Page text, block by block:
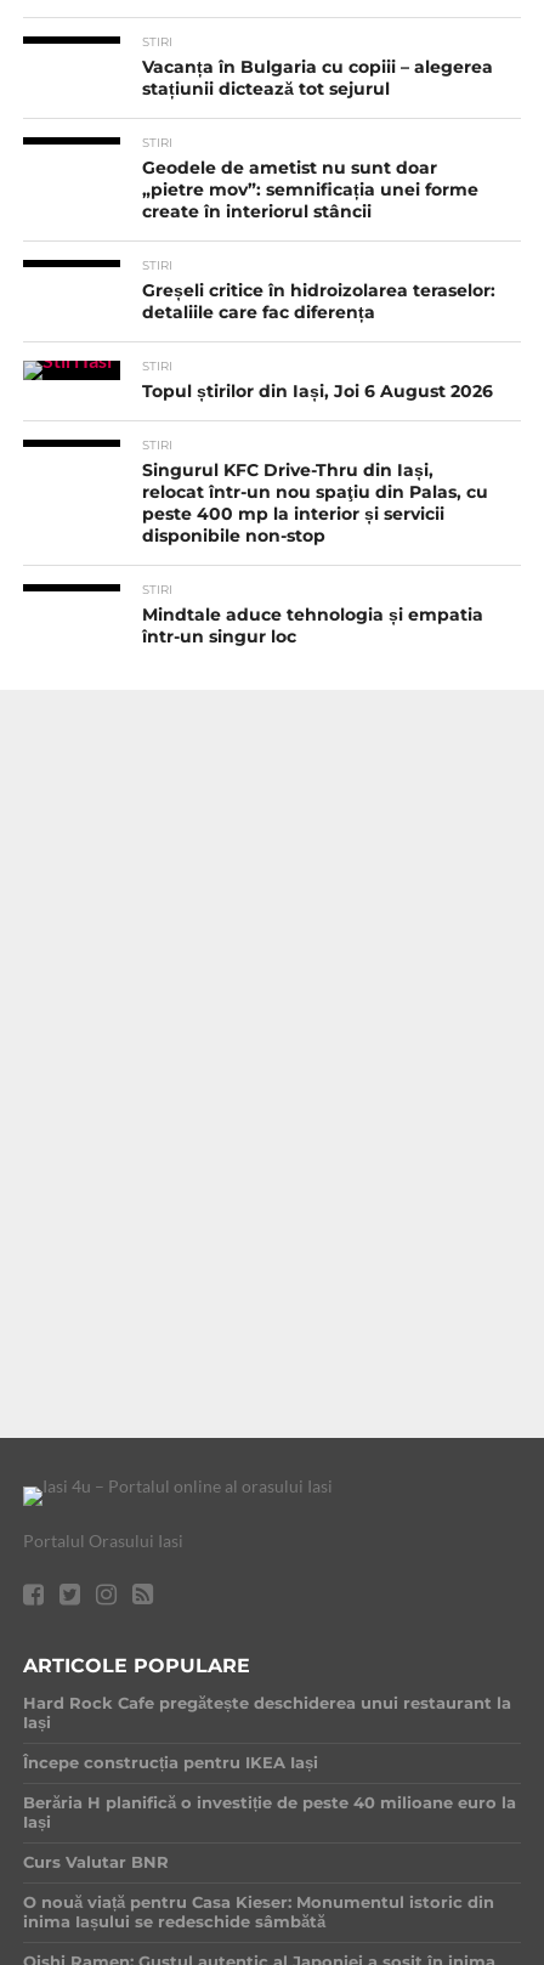
STIRI
Vacanța în Bulgaria cu copiii – alegerea
stațiunii dictează tot sejurul
STIRI
Geodele de ametist nu sunt doar
„pietre mov”: semnificația unei forme
create în interiorul stâncii
STIRI
Greșeli critice în hidroizolarea teraselor:
detaliile care fac diferența
STIRI
Topul știrilor din Iași, Joi 6 August 2026
STIRI
Singurul KFC Drive-Thru din Iași,
relocat într-un nou spaţiu din Palas, cu
peste 400 mp la interior și servicii
disponibile non-stop
STIRI
Mindtale aduce tehnologia și empatia
într-un singur loc
Portalul Orasului Iasi
ARTICOLE POPULARE
Hard Rock Cafe pregătește deschiderea unui restaurant la
Iași
Începe construcția pentru IKEA Iași
Berăria H planifică o investiție de peste 40 milioane euro la
Iași
Curs Valutar BNR
O nouă viață pentru Casa Kieser: Monumentul istoric din
inima Iașului se redeschide sâmbătă